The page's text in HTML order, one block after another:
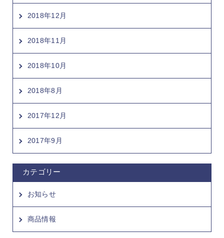
2018年12月
2018年11月
2018年10月
2018年8月
2017年12月
2017年9月
カテゴリー
お知らせ
商品情報